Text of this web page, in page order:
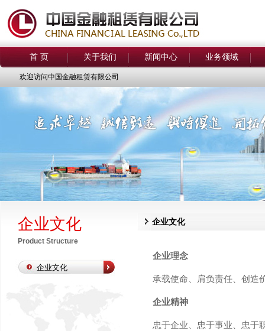
首 页 关于我们 新闻中心 业务领域
欢迎访问中国金融租赁有限公司
企业文化
Product Structure
企业文化
企业文化
企业理念
承载使命、肩负责任、创造
企业精神
忠于企业、忠于事业、忠于